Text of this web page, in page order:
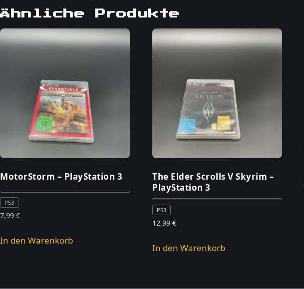
Ähnliche Produkte
MotorStorm – PlayStation 3
PS3
7,99 €
In den Warenkorb
The Elder Scrolls V Skyrim –
PlayStation 3
PS3
12,99€
In den Warenkorb